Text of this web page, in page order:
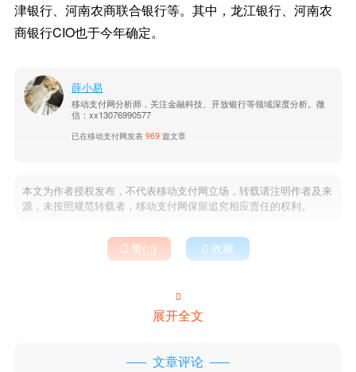
津银行、河南农商联合银行等。其中，龙江银行、河南农
商银行CIO也于今年确定。
薛小易
移动支付网分析师，关注金融科技、开放银行等领域深度分析。微
信：xx13076990577
已在移动支付网发表969 篇文章
本文为作者授权发布，不代表移动支付网立场，转载请注明作者及来
源，未按照规范转载者，移动支付网保留追究相应责任的权利。
 赞()  收藏

展开全文
文章评论